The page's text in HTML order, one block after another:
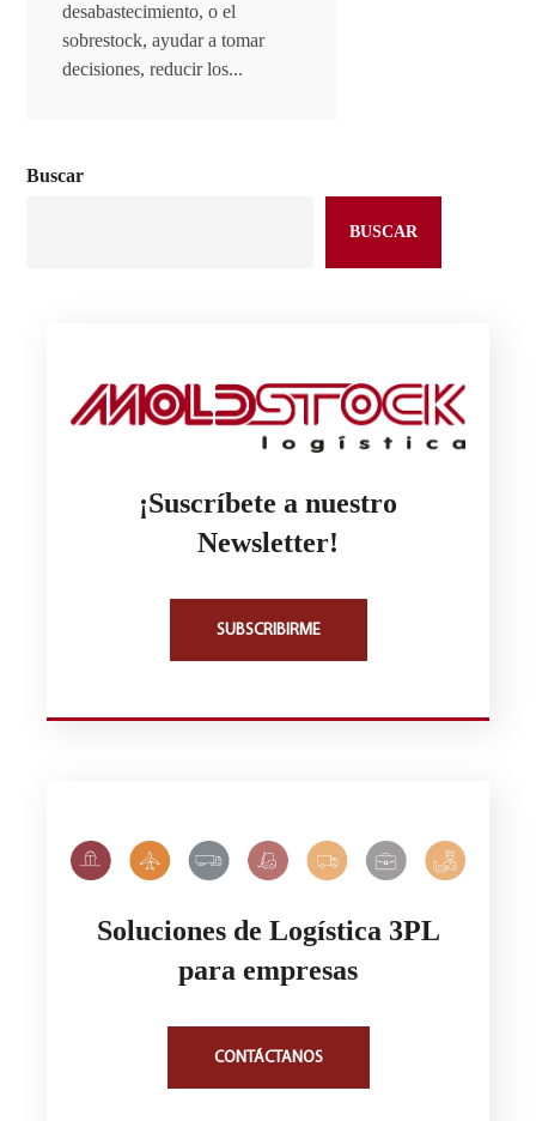
desabastecimiento, o el
sobrestock, ayudar a tomar
decisiones, reducir los...
Buscar
BUSCAR
¡Suscríbete a nuestro
Newsletter!
SUBSCRIBIRME
Soluciones de Logística 3PL
para empresas
CONTÁCTANOS